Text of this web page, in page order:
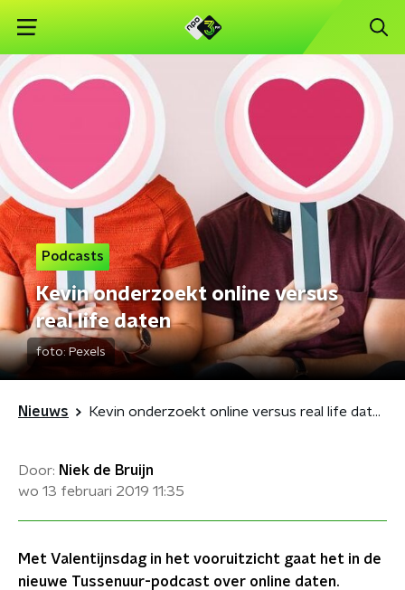
Podcasts
Kevin onderzoekt online versus
real life daten
foto:Pexels
Nieuws Kevin onderzoekt online versus real life daten
Door: Niek de Bruijn
wo 13 februari 2019 11:35
Met Valentijnsdag in het vooruitzicht gaat het in de
nieuwe Tussenuur-podcast over online daten.